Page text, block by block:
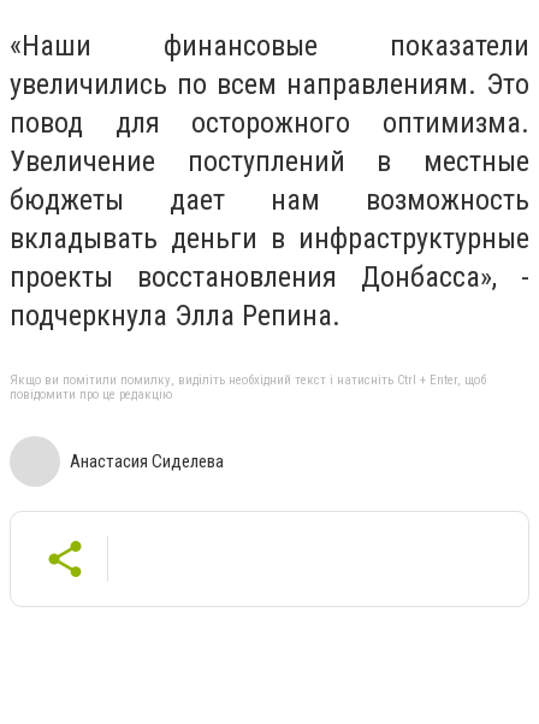
«Наши финансовые показатели
увеличились по всем направлениям. Это
повод для осторожного оптимизма.
Увеличение поступлений в местные
бюджеты дает нам возможность
вкладывать деньги в инфраструктурные
проекты восстановления Донбасса», -
подчеркнула Элла Репина.
Якщо ви помітили помилку, виділіть необхідний текст і натисніть Ctrl + Enter, щоб
повідомити про це редакцію
Анастасия Сиделева